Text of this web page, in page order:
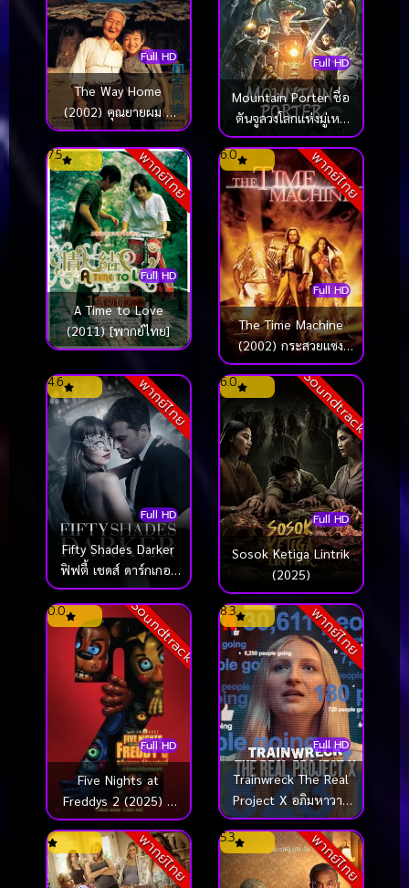
Full HD
The Way Home
(2002) คุณยายผม ดี
ที่สุดในโลก
Full HD
Mountain Porter ชื่อ
ตันจูลวงโลกแห่งมู่เหย่
(2022)
พากย์ไทย
Full HD
7.5
A Time to Love
(2011) [พากย์ไทย]
พากย์ไทย
Full HD
6.0
The Time Machine
(2002) กระสวยแซง
เวลา
พากย์ไทย
Full HD
4.6
Fifty Shades Darker
ฟิฟตี้ เชดส์ ดาร์กเกอร์
(2017)
Soundtrack
Full HD
6.0
Sosok Ketiga Lintrik
(2025)
Soundtrack
Full HD
0.0
Five Nights at
Freddys 2 (2025) 5
คืนสยองที่ร้านเฟรดดี้ 2
พากย์ไทย
Full HD
8.3
Trainwreck The Real
Project X อภิมหาวาย
ป่วง คืนซ่าส์ปาร์ตี้หลุด
โลกของจริง (2025)
พากย์ไทย พากย์ไทย
5.3